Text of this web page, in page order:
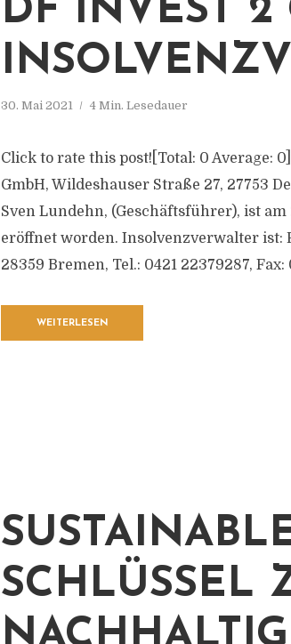
DF INVEST 2
30. Mai 2021 4 Min. Lesedauer
Click to rate this post![Total: 0 Average:
GmbH, Wildeshauser Straße 27, 27753
Sven Lundehn, (Geschäftsführer), ist
eröffnet worden. Insolvenzverwalter
28359 Bremen, Tel.: 0421 22379287, Fax:
WEITERLESEN
SCHLÜSSEL